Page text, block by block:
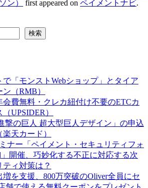
ン）
first appeared on ペイメントナビ.
検索
で「モンストWebショップ」とタイア
（RMB）
費無料・クレカ紐付け不要のETCカ
UPSIDER）
撃の巨人 超大型巨人デザイン」の申込
天カード）
ナー「ペイメント・セキュリティフォ
」開催、巧妙化する不正に対応する次
ィ対策は？
を支援、800万突破のOliver全員にセ